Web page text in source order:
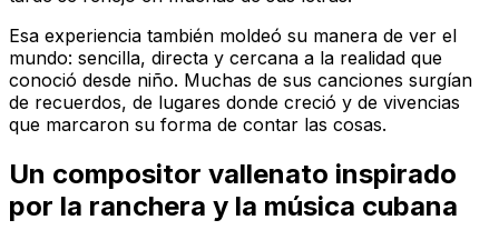
Esa experiencia también moldeó su manera de ver el
mundo: sencilla, directa y cercana a la realidad que
conoció desde niño. Muchas de sus canciones surgían
de recuerdos, de lugares donde creció y de vivencias
que marcaron su forma de contar las cosas.
Un compositor vallenato inspirado
por la ranchera y la música cubana